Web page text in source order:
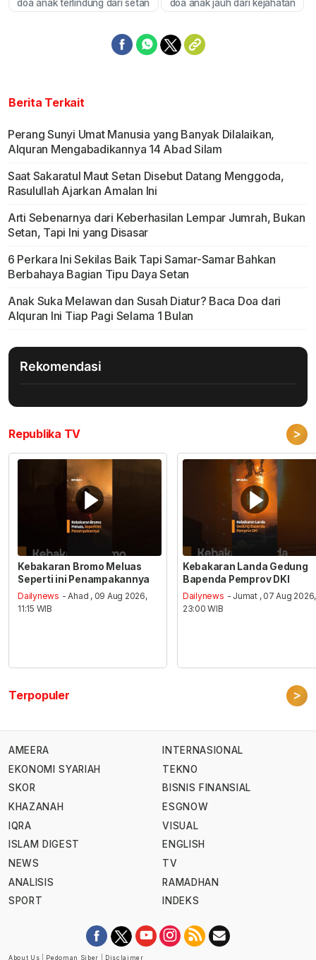
doa anak terlindung dari setan doa anak jauh dari kejahatan
Berita Terkait
Perang Sunyi Umat Manusia yang Banyak Dilalaikan,
Alquran Mengabadikannya 14 Abad Silam
Saat Sakaratul Maut Setan Disebut Datang Menggoda,
Rasulullah Ajarkan Amalan Ini
Arti Sebenarnya dari Keberhasilan Lempar Jumrah, Bukan
Setan, Tapi Ini yang Disasar
6 Perkara Ini Sekilas Baik Tapi Samar-Samar Bahkan
Berbahaya Bagian Tipu Daya Setan
Anak Suka Melawan dan Susah Diatur? Baca Doa dari
Alquran Ini Tiap Pagi Selama 1 Bulan
Rekomendasi
Republika TV >
Kebakaran Bromo Meluas
Seperti ini Penampakannya
Dailynews - Ahad , 09 Aug 2026,
11:15 WIB
Kebakaran Landa Gedung
Bapenda Pemprov DKI
Dailynews - Jumat , 07 Aug 2026,
23:00 WIB
Terpopuler >
AMEERA
EKONOMI SYARIAH
SKOR
KHAZANAH
IQRA
ISLAM DIGEST
NEWS
ANALISIS
SPORT
INTERNASIONAL
TEKNO
BISNIS FINANSIAL
ESGNOW
VISUAL
ENGLISH
TV
RAMADHAN
INDEKS
About Us Pedoman Siber Disclaimer